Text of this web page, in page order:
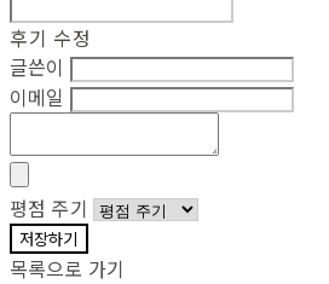
후기 수정
글쓴이
이메일
평점 주기
저장하기
목록으로 가기